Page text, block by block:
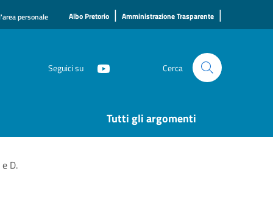
personale Albo Pretorio | Amministrazione Trasparente |
Seguici su Cerca
Tutti gli argomenti
D.